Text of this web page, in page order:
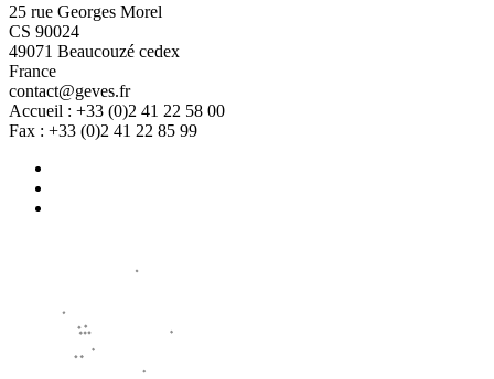
25 rue Georges Morel
CS 90024
49071 Beaucouzé cedex
France
contact@geves.fr
Accueil : +33 (0)2 41 22 58 00
Fax : +33 (0)2 41 22 85 99